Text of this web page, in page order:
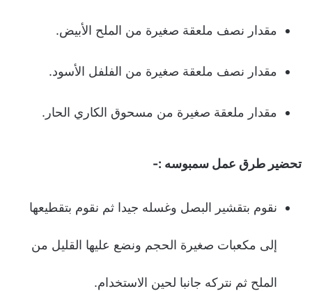
مقدار نصف ملعقة صغيرة من الملح الأبيض.
مقدار نصف ملعقة صغيرة من الفلفل الأسود.
مقدار ملعقة صغيرة من مسحوق الكاري الحار.
تحضير طرق عمل سمبوسه :-
نقوم بتقشير البصل وغسله جيدا ثم نقوم بتقطيعها
إلى مكعبات صغيرة الحجم ونضع عليها القليل من
الملح ثم نتركه جانبا لحين الاستخدام.